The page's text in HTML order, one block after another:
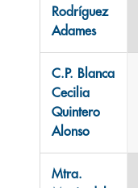
Rodríguez
Adames
C.P. Blanca
Cecilia
Quintero
Alonso
Mtra.